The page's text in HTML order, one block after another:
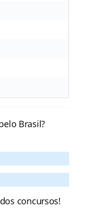
Brasil?
concursos!